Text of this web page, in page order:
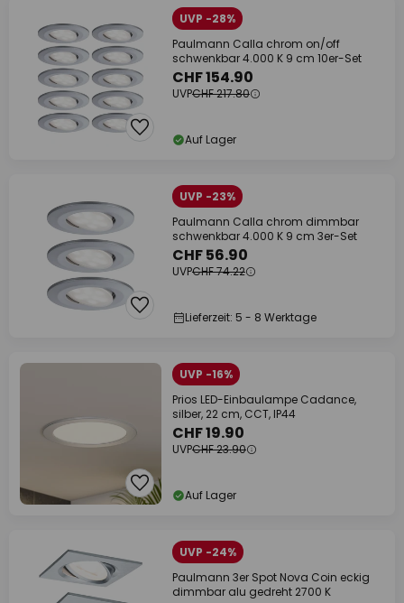
UVP -28%
Paulmann Calla chrom on/off
schwenkbar 4.000 K 9 cm 10er-Set
CHF 154.90
UVPCHF 217.80
Auf Lager
UVP -23%
Paulmann Calla chrom dimmbar
schwenkbar 4.000 K 9 cm 3er-Set
CHF 56.90
UVPCHF 74.22
Lieferzeit: 5 - 8 Werktage
UVP -16%
Prios LED-Einbaulampe Cadance,
silber, 22 cm, CCT, IP44
CHF 19.90
UVPCHF 23.90
Auf Lager
UVP -24%
Paulmann 3er Spot Nova Coin eckig
dimmbar alu gedreht 2700 K